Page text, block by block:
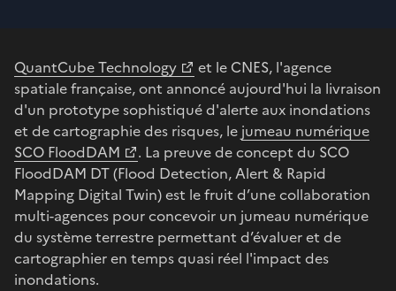
QuantCube Technology
et le CNES, l'agence
spatiale française, ont annoncé aujourd'hui la livraison
d'un prototype sophistiqué d'alerte aux inondations
et de cartographie des risques, le jumeau numérique
SCO FloodDAM
. La preuve de concept du SCO
FloodDAM DT (Flood Detection, Alert & Rapid
Mapping Digital Twin) est le fruit d’une collaboration
multi-agences pour concevoir un jumeau numérique
du système terrestre permettant d’évaluer et de
cartographier en temps quasi réel l'impact des
inondations.